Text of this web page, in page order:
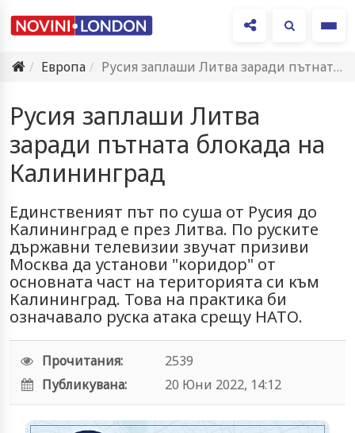
Европа
Русия заплаши Литва заради пътната блокада на Калининград
Русия заплаши Литва
заради пътната блокада на
Калининград
Единственият път по суша от Русия до
Калининград е през Литва. По руските
държавни телевизии звучат призиви
Москва да установи "коридор" от
основната част на територията си към
Калининград. Това на практика би
означавало руска атака срещу НАТО.
Прочитания:
2539
Публикувана:
20 Юни 2022, 14:12